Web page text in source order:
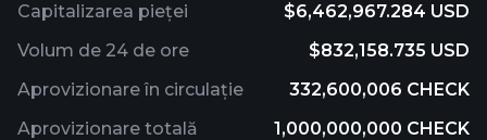
Capitalizarea pieței
$6,462,967.284 USD
Volum de 24 de ore
$832,158.735 USD
Aprovizionare în circulație
332,600,006 CHECK
Aprovizionare totală
1,000,000,000 CHECK